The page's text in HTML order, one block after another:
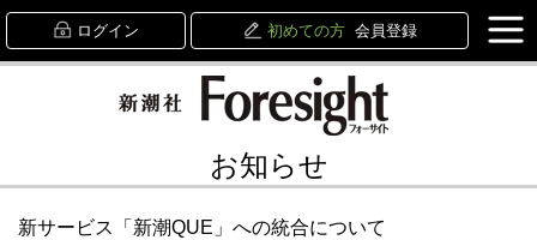
ログイン 初めての方 会員登録
お知らせ
新サービス「新潮QUE」への統合について